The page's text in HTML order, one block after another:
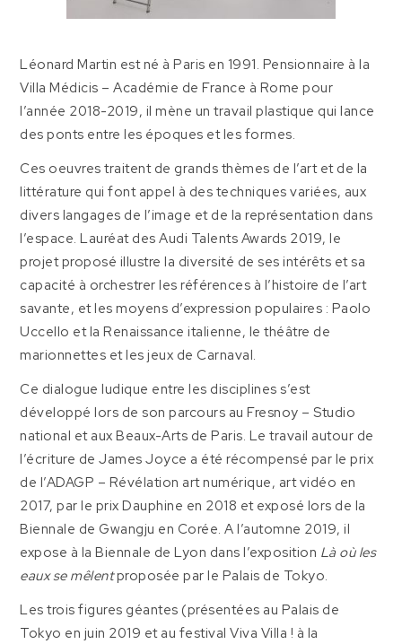
Léonard Martin est né à Paris en 1991. Pensionnaire à la
Villa Médicis – Académie de France à Rome pour
l’année 2018-2019, il mène un travail plastique qui lance
des ponts entre les époques et les formes.
Ces oeuvres traitent de grands thèmes de l’art et de la
littérature qui font appel à des techniques variées, aux
divers langages de l’image et de la représentation dans
l’espace. Lauréat des Audi Talents Awards 2019, le
projet proposé illustre la diversité de ses intérêts et sa
capacité à orchestrer les références à l’histoire de l’art
savante, et les moyens d’expression populaires : Paolo
Uccello et la Renaissance italienne, le théâtre de
marionnettes et les jeux de Carnaval.
Ce dialogue ludique entre les disciplines s’est
développé lors de son parcours au Fresnoy – Studio
national et aux Beaux-Arts de Paris. Le travail autour de
l’écriture de James Joyce a été récompensé par le prix
de l’ADAGP – Révélation art numérique, art vidéo en
2017, par le prix Dauphine en 2018 et exposé lors de la
Biennale de Gwangju en Corée. A l’automne 2019, il
expose à la Biennale de Lyon dans l’exposition Là où les
eaux se mêlentproposée par le Palais de Tokyo.
Les trois figures géantes (présentées au Palais de
Tokyo en juin 2019 et au festival Viva Villa ! à la